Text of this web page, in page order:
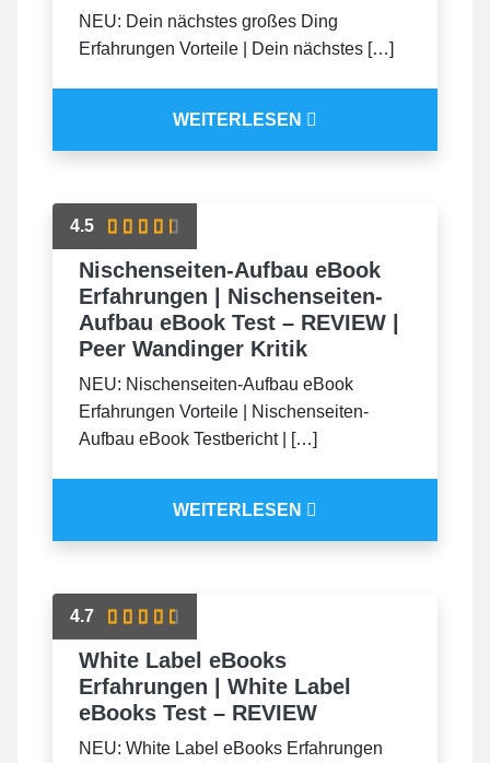
NEU: Dein nächstes großes Ding
Erfahrungen Vorteile | Dein nächstes […]
WEITERLESEN
4.5
Nischenseiten-Aufbau eBook
Erfahrungen | Nischenseiten-
Aufbau eBook Test – REVIEW |
Peer Wandinger Kritik
NEU: Nischenseiten-Aufbau eBook
Erfahrungen Vorteile | Nischenseiten-
Aufbau eBook Testbericht | […]
WEITERLESEN
4.7
White Label eBooks
Erfahrungen | White Label
eBooks Test – REVIEW
NEU: White Label eBooks Erfahrungen